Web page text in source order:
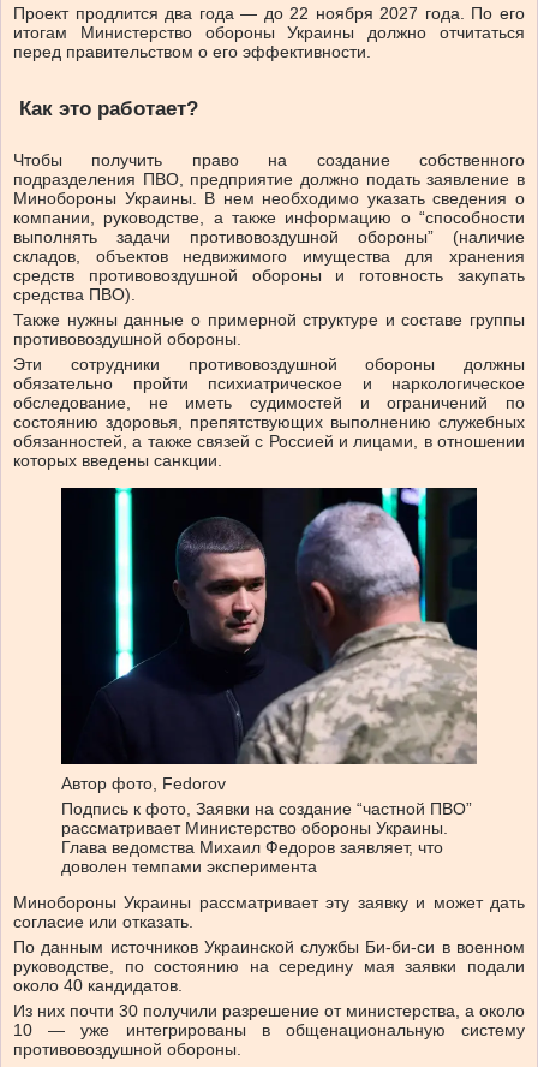
Проект продлится два года — до 22 ноября 2027 года. По его
итогам Министерство обороны Украины должно отчитаться
перед правительством о его эффективности.
Как это работает?
Чтобы получить право на создание собственного
подразделения ПВО, предприятие должно подать заявление в
Минобороны Украины. В нем необходимо указать сведения о
компании, руководстве, а также информацию о “способности
выполнять задачи противовоздушной обороны” (наличие
складов, объектов недвижимого имущества для хранения
средств противовоздушной обороны и готовность закупать
средства ПВО).
Также нужны данные о примерной структуре и составе группы
противовоздушной обороны.
Эти сотрудники противовоздушной обороны должны
обязательно пройти психиатрическое и наркологическое
обследование, не иметь судимостей и ограничений по
состоянию здоровья, препятствующих выполнению служебных
обязанностей, а также связей с Россией и лицами, в отношении
которых введены санкции.
Автор фото, Fedorov
Подпись к фото, Заявки на создание “частной ПВО”
рассматривает Министерство обороны Украины.
Глава ведомства Михаил Федоров заявляет, что
доволен темпами эксперимента
Минобороны Украины рассматривает эту заявку и может дать
согласие или отказать.
По данным источников Украинской службы Би-би-си в военном
руководстве, по состоянию на середину мая заявки подали
около 40 кандидатов.
Из них почти 30 получили разрешение от министерства, а около
10 — уже интегрированы в общенациональную систему
противовоздушной обороны.